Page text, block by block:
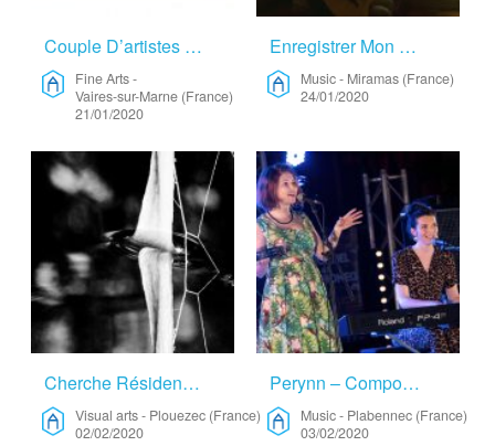
Couple D’artistes Franco-japonais – Fine Arts
Fine Arts-
Vaires-sur-Marne (France)
21/01/2020
Enregistrer Mon Premier Album ! – Music
Music- Miramas (France)
24/01/2020
Cherche Résidence – Visual Arts
Visual arts- Plouezec (France)
02/02/2020
Perynn – Compositions En Breton – Music
Music- Plabennec (France)
03/02/2020